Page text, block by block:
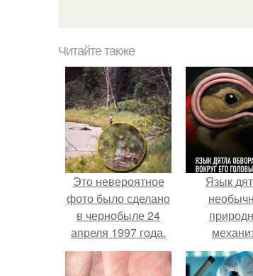
Читайте также
Это невероятное
фото было сделано
в чернобыле 24
апреля 1997 года.
Язык